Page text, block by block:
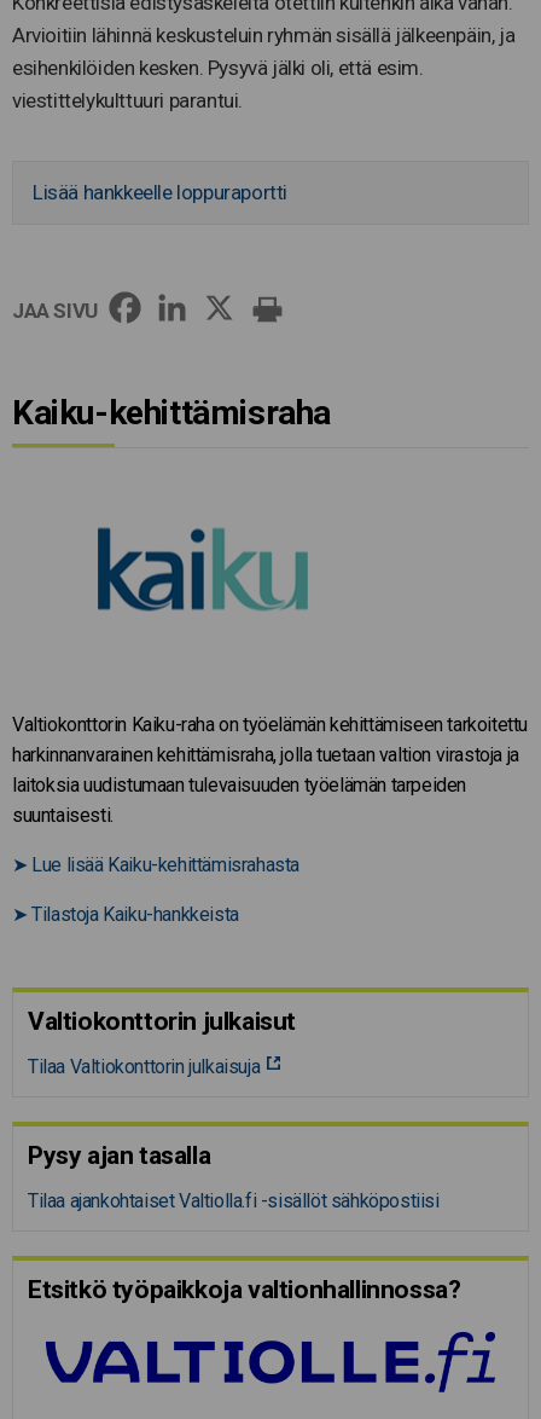
Arvioitiin lähinnä keskusteluin ryhmän sisällä jälkeenpäin, ja
esihenkilöiden kesken. Pysyvä jälki oli, että esim.
viestittelykulttuuri parantui.
Lisää hankkeelle loppuraportti
JAA SIVU
Kaiku-kehittämisraha
Valtiokonttorin Kaiku-raha on työelämän kehittämiseen tarkoitettu
harkinnanvarainen kehittämisraha, jolla tuetaan valtion virastoja ja
laitoksia uudistumaan tulevaisuuden työelämän tarpeiden
suuntaisesti.
➤ Lue lisää Kaiku-kehittämisrahasta
➤ Tilastoja Kaiku-hankkeista
Valtiokonttorin julkaisut
Tilaa Valtiokonttorin julkaisuja
Pysy ajan tasalla
Tilaa ajankohtaiset Valtiolla.fi -sisällöt sähköpostiisi
Etsitkö työpaikkoja valtion­hal­lin­nossa?